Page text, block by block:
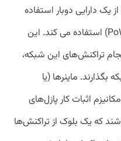
یک دارایی دوبار استفاده
می‌کنند از الگوریتم اجماع اثبات کار(PoW) استفاده می کند. این
تراکنش‌های این شبکه،
بگذارند. ماینر‌ها (یا
اثبات کار پازل‌های
که یک بلوک از تراکنش‌ها